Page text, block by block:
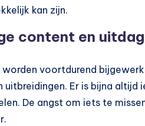
kan zijn.
content en
worden voortdurend
uitbreidingen. Er is bijna
De angst om iets te